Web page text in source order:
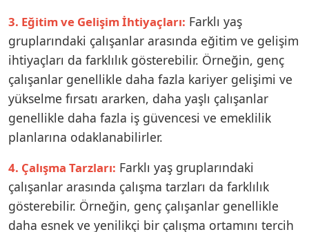
3. Eğitim ve Gelişim İhtiyaçları: Farklı yaş
gruplarındaki çalışanlar arasında eğitim ve gelişim
ihtiyaçları da farklılık gösterebilir. Örneğin, genç
çalışanlar genellikle daha fazla kariyer gelişimi ve
yükselme fırsatı ararken, daha yaşlı çalışanlar
genellikle daha fazla iş güvencesi ve emeklilik
planlarına odaklanabilirler.
4. Çalışma Tarzları: Farklı yaş gruplarındaki
çalışanlar arasında çalışma tarzları da farklılık
gösterebilir. Örneğin, genç çalışanlar genellikle
daha esnek ve yenilikçi bir çalışma ortamını tercih